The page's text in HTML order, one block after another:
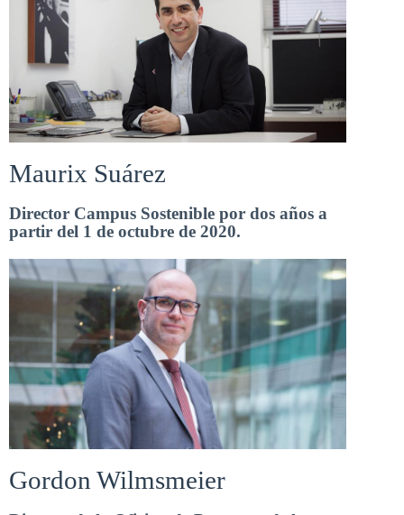
Maurix Suárez
Director Campus Sostenible por dos años a
partir del 1 de octubre de 2020.
Gordon Wilmsmeier